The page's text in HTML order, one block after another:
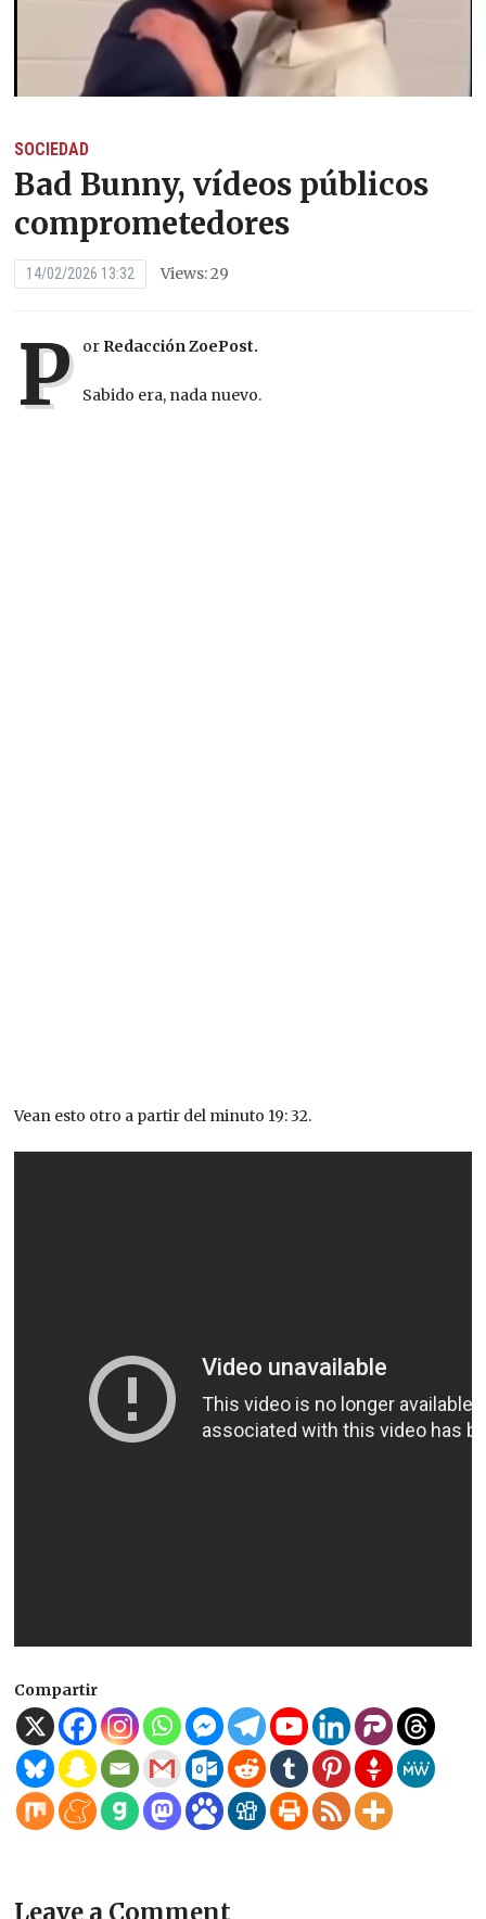
SOCIEDAD
Bad Bunny, vídeos públicos
comprometedores
14/02/2026 13:32 Views: 29
P or Redacción ZoePost.
Sabido era, nada nuevo.
Vean esto otro a partir del minuto 19: 32.
Compartir
Leave a Comment